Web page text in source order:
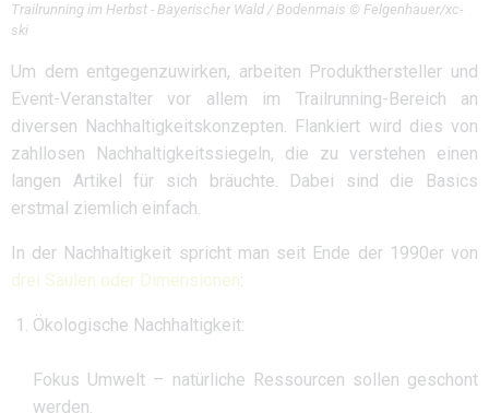
Trailrunning im Herbst - Bayerischer Wald / Bodenmais © Felgenhauer/xc-
ski
Um dem entgegenzuwirken, arbeiten Produkthersteller und
Event-Veranstalter vor allem im Trailrunning-Bereich an
diversen Nachhaltigkeitskonzepten. Flankiert wird dies von
zahllosen Nachhaltigkeitssiegeln, die zu verstehen einen
langen Artikel für sich bräuchte. Dabei sind die Basics
erstmal ziemlich einfach.
In der Nachhaltigkeit spricht man seit Ende der 1990er von
drei Säulen oder Dimensionen:
Ökologische Nachhaltigkeit:
Fokus Umwelt – natürliche Ressourcen sollen geschont
werden.